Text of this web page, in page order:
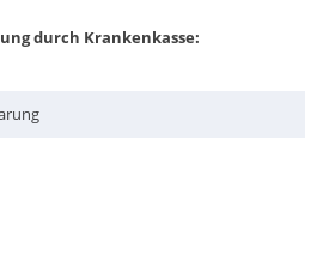
durch Krankenkasse: